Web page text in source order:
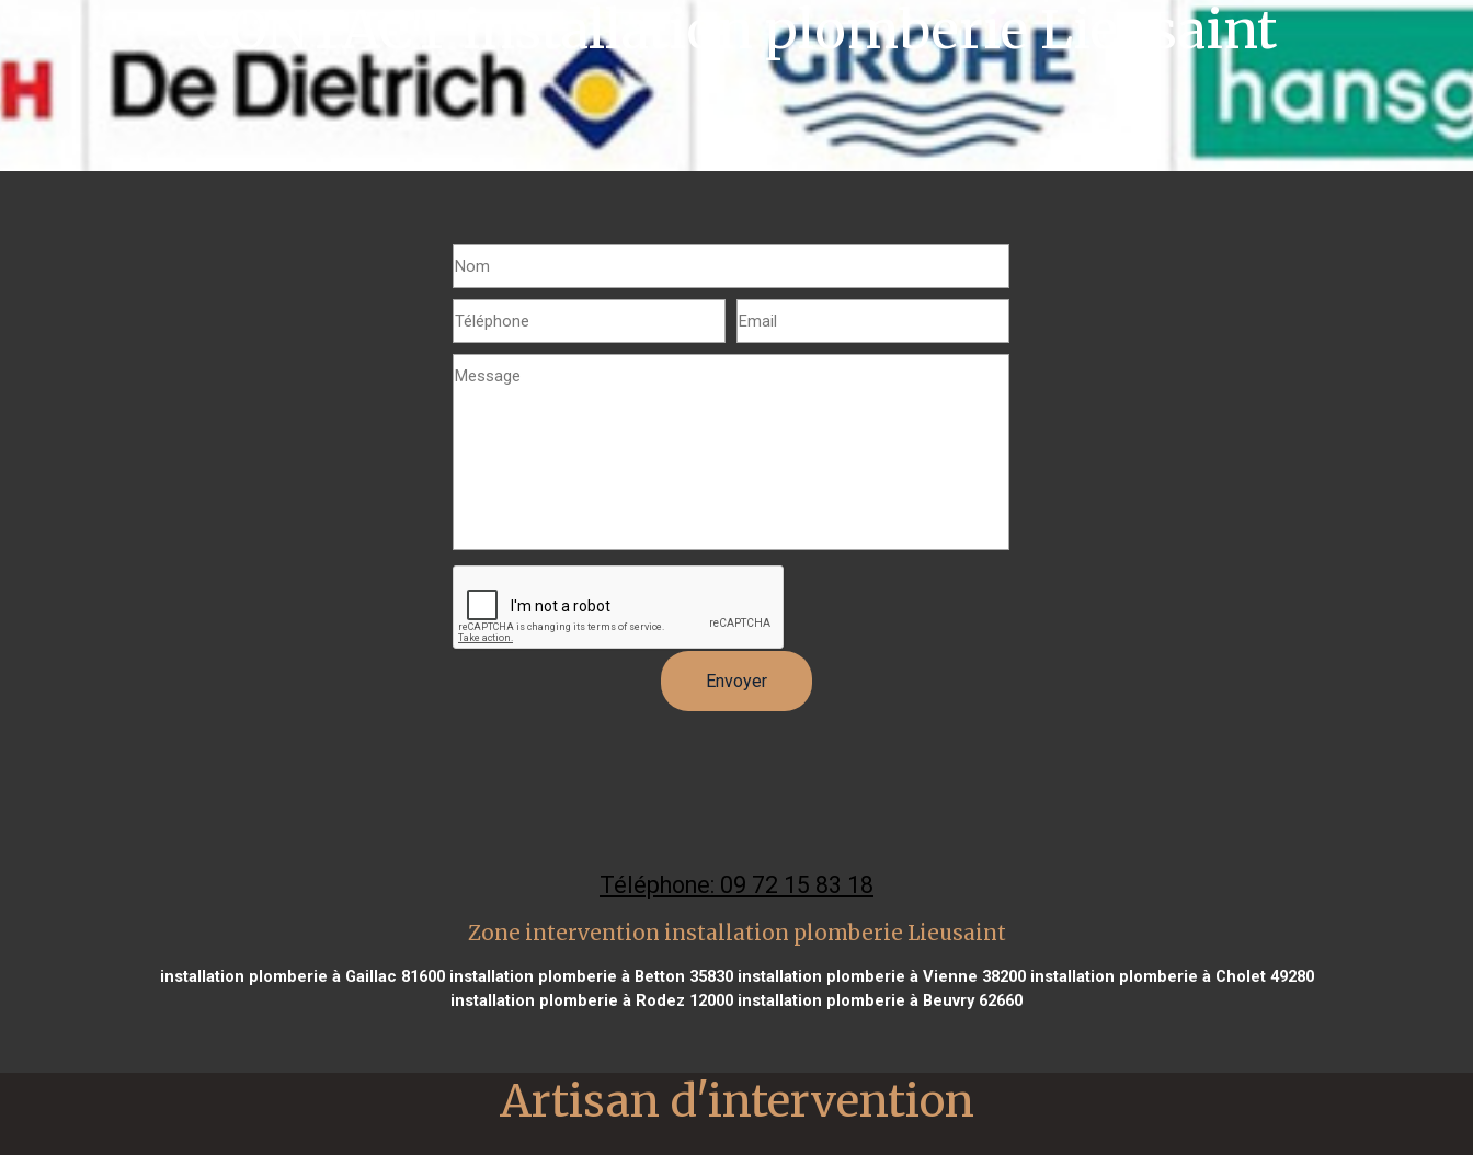
CONTACT installation plomberie Lieusaint
Téléphone: 09 72 15 83 18
Zone intervention installation plomberie Lieusaint
installation plomberie à Gaillac 81600installation plomberie à Betton 35830installation plomberie à Vienne 38200installation plomberie à Cholet 49280
installation plomberie à Rodez 12000 installation plomberie à Beuvry 62660
Artisan d'intervention